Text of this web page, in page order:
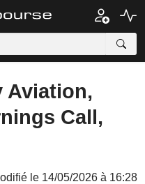
Aviation,
Call,
le 14/05/2026 à 16:28